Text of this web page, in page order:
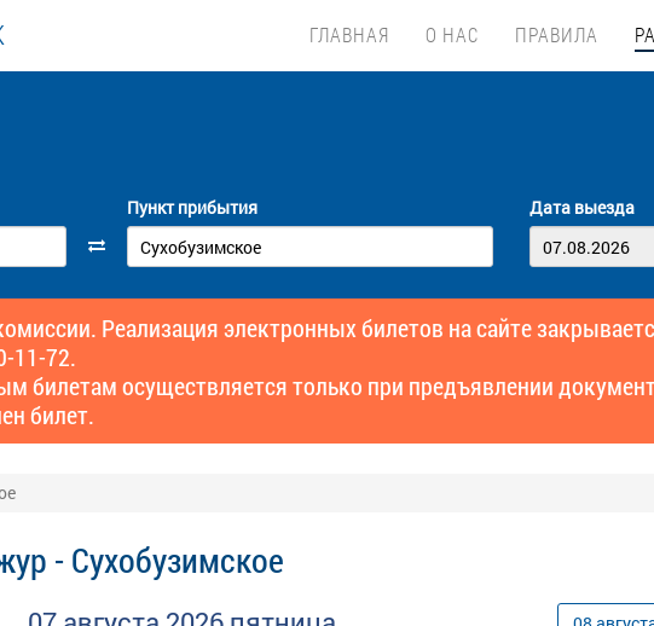
ГЛАВНАЯ О НАС ПРАВИЛА
Пункт прибытия Дата выезда
Реализация электронных билетов на сайте
11-72.
билетам осуществляется только при предъявлении
билет.
- Сухобузимское